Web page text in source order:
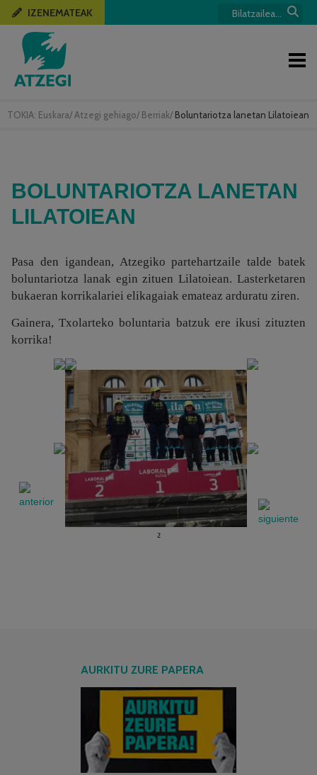
TOKIA: Euskara/ Atzegi gehiago/ Berriak/ Boluntariotza lanetan Lilatoiean
IZENEMATEAK
BOLUNTARIOTZA LANETAN
LILATOIEAN
Pasa den igandean, Atzegiko partehartzaile talde batek
boluntariotza lanak egin zituen Lilatoiean. Lasterketaren
bukaeran korrikalariei elikagaiak emateaz arduratu ziren.
Gainera, Txolarteko boluntaria batzuk ere ikusi zituzten
korrika!
2
AURKITU ZURE PAPERA